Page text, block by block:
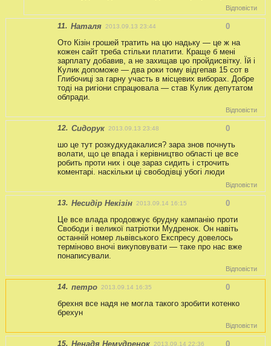
Відповісти
11. Наталя 2013.09.13 23:44
0
Ото Кізін грошей тратить на цю надьку — це ж на
кожен сайт треба стільки платити. Краще б мені
зарплату добавив, а не захищав цю пройдисвітку. Їй і
Кулик допоможе — два роки тому відгепав 15 сот в
Глибочиці за гарну участь в місцевих виборах. Добре
тоді на ригіони спрацювала — став Кулик депутатом
облради.
Відповісти
12. Сидорук 2013.09.13 23:48
0
шо це тут розкудкудакалися? зара знов почнуть
волати, що це впада і керівництво області це все
робить проти них і оце зараз сидить і строчить
коментарі. наскільки ці свободівці убогі люди
Відповісти
13. Несидір Некізін 2013.09.14 16:15
0
Це все влада продовжує брудну кампанію проти
Свободи і великої патріотки Мудренок. Он навіть
останній номер львівського Експресу довелось
терміново вночі викуповувати — таке про нас вже
понаписували.
Відповісти
14. петро 2013.09.14 16:35
0
брехня все надя не могла такого зробити котенко
брехун
Відповісти
15. Ненадя Немудренок 2013.09.14 22:36 0